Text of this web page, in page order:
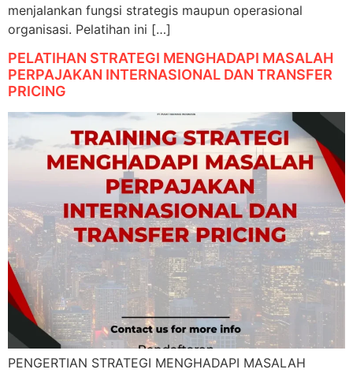
menjalankan fungsi strategis maupun operasional
organisasi. Pelatihan ini […]
PELATIHAN STRATEGI MENGHADAPI MASALAH
PERPAJAKAN INTERNASIONAL DAN TRANSFER
PRICING
PENGERTIAN STRATEGI MENGHADAPI MASALAH